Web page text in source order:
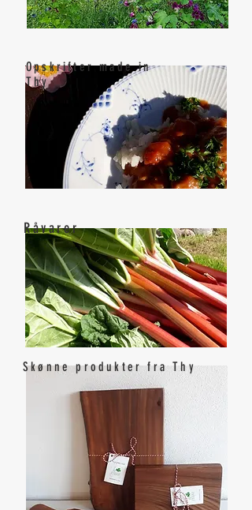
Opskrifter made in
Thy
Råvarer
Skønne produkter fra Thy